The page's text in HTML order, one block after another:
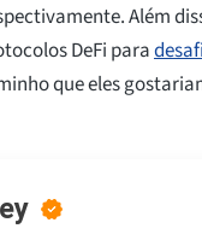
Além
DeFi para
que eles